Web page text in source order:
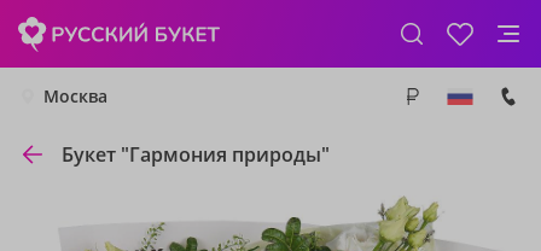
Москва
Букет "Гармония природы"